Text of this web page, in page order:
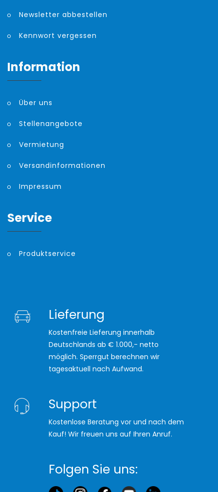
Newsletter abbestellen
Kennwort vergessen
Information
Über uns
Stellenangebote
Vermietung
Versandinformationen
Impressum
Service
Produktservice
Lieferung
Kostenfreie Lieferung innerhalb
Deutschlands ab € 1.000,- netto
möglich. Sperrgut berechnen wir
tagesaktuell nach Aufwand.
Support
Kostenlose Beratung vor und nach dem
Kauf! Wir freuen uns auf Ihren Anruf.
Folgen Sie uns: